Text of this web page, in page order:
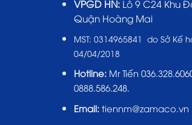
VPGD HN: Lô 9 C24 Khu
Quận Hoàng Mai
MST:0314965841 do Sở Kế
04/04/2018
Hotline: Mr Tiến
0888.586.248.
Email: tiennm@zamaco.vn